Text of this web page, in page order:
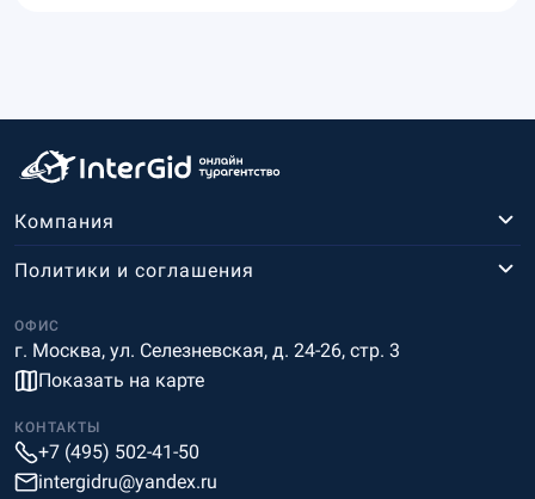
Компания
ОФИС
г. Москва, ул. Селезневская, д. 24-26, стр. 3
Показать на карте
Политики и соглашения
КОНТАКТЫ
+7 (495) 502-41-50
intergidru@yandex.ru